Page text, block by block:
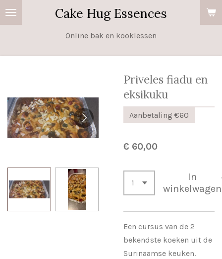
Ga
direct
Cake Hug Essences
Online bak en kooklessen
Priveles fiadu en
eksikuku
Aanbetaling €60
€ 60,00
In
winkelwagen
Een cursus van de 2
bekendste koeken uit de
Surinaamse keuken.